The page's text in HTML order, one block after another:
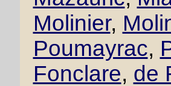
Molinier,
Poumayrac,
Fonclare, de